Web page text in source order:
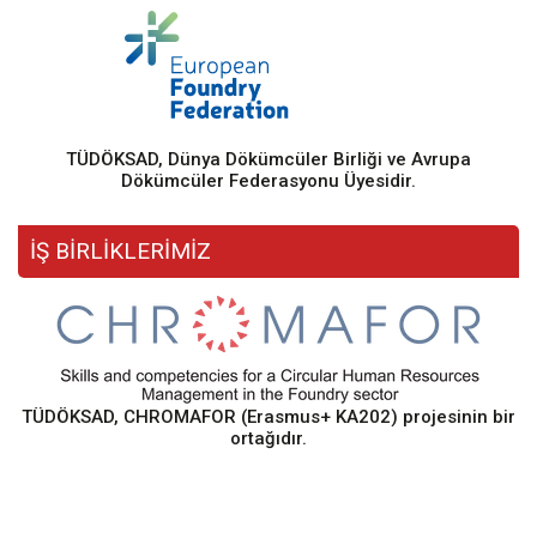
TÜDÖKSAD, Dünya Dökümcüler Birliği ve Avrupa
Dökümcüler Federasyonu Üyesidir.
İŞ BİRLİKLERİMİZ
TÜDÖKSAD, CHROMAFOR (Erasmus+ KA202) projesinin bir
ortağıdır.